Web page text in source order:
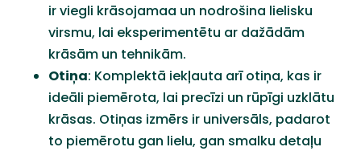
ir viegli krāsojamaa un nodrošina lielisku
virsmu, lai eksperimentētu ar dažādām
krāsām un tehnikām.
Otiņa: Komplektā iekļauta arī otiņa, kas ir
ideāli piemērota, lai precīzi un rūpīgi uzklātu
krāsas. Otiņas izmērs ir universāls, padarot
to piemērotu gan lielu, gan smalku detaļu